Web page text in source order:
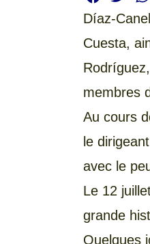
Díaz-
Cuesta,
membres
Au cours
le
avec le
Le 12
grande
Quelques